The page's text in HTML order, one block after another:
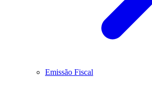
Emissão Fiscal